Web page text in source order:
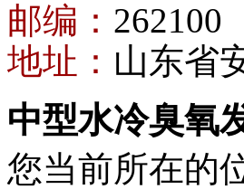
邮编： 262100
地址： 山东省
中型水冷臭氧
您当前所在的